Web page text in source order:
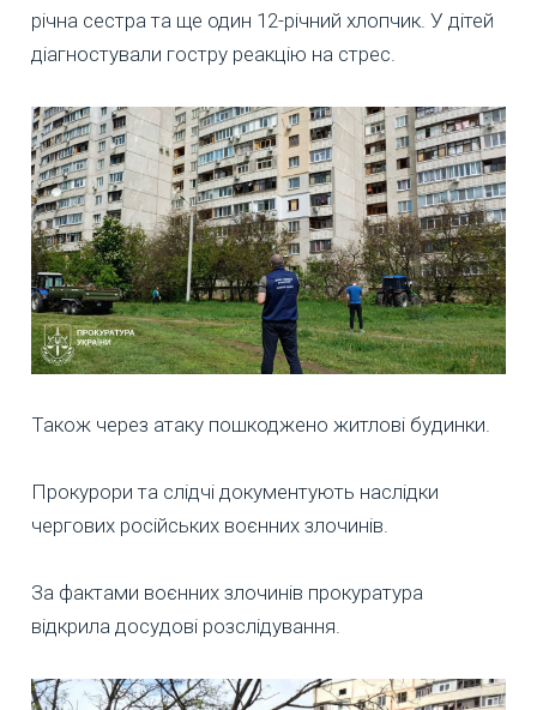
річна сестра та ще один 12-річний хлопчик. У дітей
діагностували гостру реакцію на стрес.
Також через атаку пошкоджено житлові будинки.
Прокурори та слідчі документують наслідки
чергових російських воєнних злочинів.
За фактами воєнних злочинів прокуратура
відкрила досудові розслідування.